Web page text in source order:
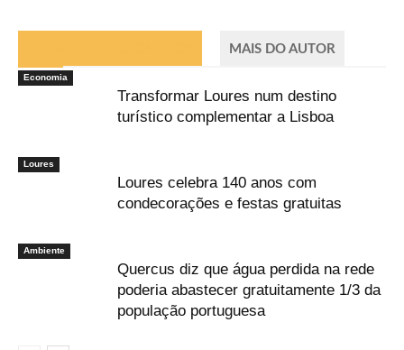
MAIS DO AUTOR
Economia
Transformar Loures num destino
turístico complementar a Lisboa
Loures
Loures celebra 140 anos com
condecorações e festas gratuitas
Ambiente
Quercus diz que água perdida na rede
poderia abastecer gratuitamente 1/3 da
população portuguesa